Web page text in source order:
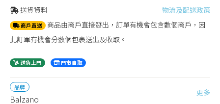
送貨資料 物流及配送政策
商戶直送 商品由商戶直接發出，訂單有機會包含數個商戶，因
此訂單有機會分數個包裹送出及收取。
送貨上門 門市自取
品牌
Balzano
更多